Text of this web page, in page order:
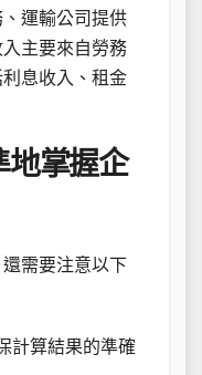
運輸公司提供
主要來自勞務
息收入、租金
地掌握企
需要注意以下
計算結果的準確